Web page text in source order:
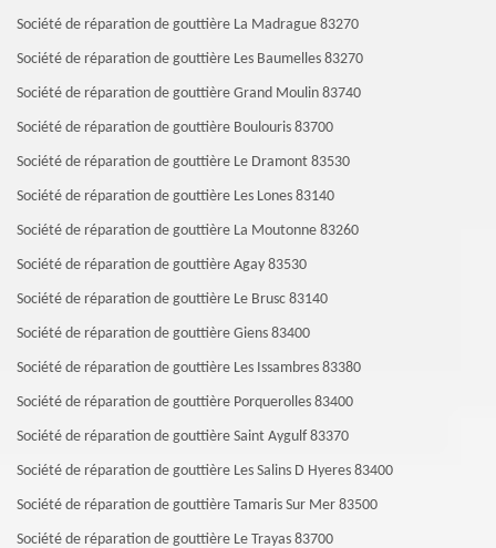
Société de réparation de gouttière La Madrague 83270
Société de réparation de gouttière Les Baumelles 83270
Société de réparation de gouttière Grand Moulin 83740
Société de réparation de gouttière Boulouris 83700
Société de réparation de gouttière Le Dramont 83530
Société de réparation de gouttière Les Lones 83140
Société de réparation de gouttière La Moutonne 83260
Société de réparation de gouttière Agay 83530
Société de réparation de gouttière Le Brusc 83140
Société de réparation de gouttière Giens 83400
Société de réparation de gouttière Les Issambres 83380
Société de réparation de gouttière Porquerolles 83400
Société de réparation de gouttière Saint Aygulf 83370
Société de réparation de gouttière Les Salins D Hyeres 83400
Société de réparation de gouttière Tamaris Sur Mer 83500
Société de réparation de gouttière Le Trayas 83700